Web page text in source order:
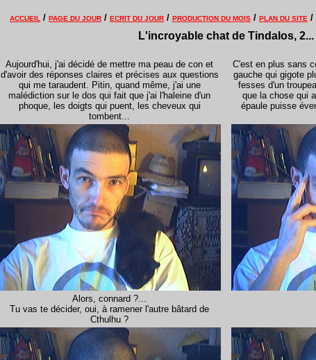
ACCUEIL / PAGE DU JOUR / ECRIT DU JOUR / PRODUCTION DU MOIS / PLAN DU SITE /
L'incroyable chat de Tindalos, 2...
Aujourd'hui, j'ai décidé de mettre ma peau de con et
d'avoir des réponses claires et précises aux questions
qui me taraudent. Pitin, quand même, j'ai une
malédiction sur le dos qui fait que j'ai l'haleine d'un
phoque, les doigts qui puent, les cheveux qui
tombent...
C'est en plus sans
gauche qui gigote
fesses d'un
que la chose qui
épaule puisse
Alors, connard ?...
Tu vas te décider, oui, à ramener l'autre bâtard de
Cthulhu ?